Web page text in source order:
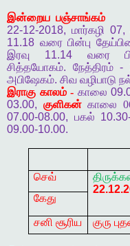
இன்றைய பஞ்சாங்கம்
22-12-2018, மார்கழி 07,
11.18 வரை பின்பு
இரவு 11.14 வரை
சித்தயோகம். நேத்திரம்-
அபிஷேகம். சிவ வழிபாடு
இராகு காலம் - காலை
03.00, குளிகன்காலை
07.00-08.00, பகல்
09.00-10.00.
செவ்
கேது
சனி சூரிய குரு